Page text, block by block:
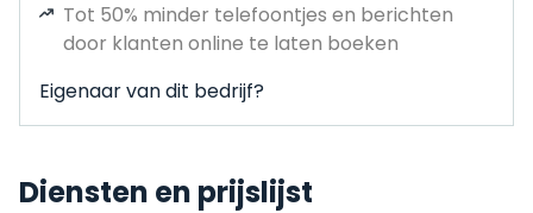
Tot 50% minder telefoontjes en berichten
door klanten online te laten boeken
Eigenaar van dit bedrijf?
Diensten en prijslijst